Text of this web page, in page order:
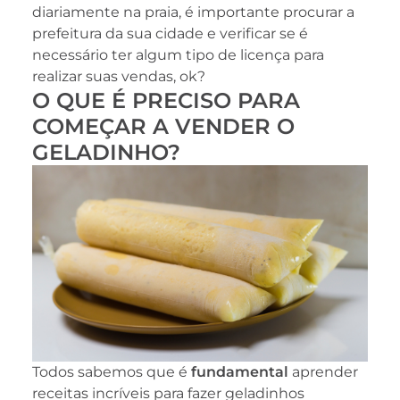
diariamente na praia, é importante procurar a
prefeitura da sua cidade e verificar se é
necessário ter algum tipo de licença para
realizar suas vendas, ok?
O QUE É PRECISO PARA
COMEÇAR A VENDER O
GELADINHO?
Todos sabemos que é fundamental aprender
receitas incríveis para fazer geladinhos